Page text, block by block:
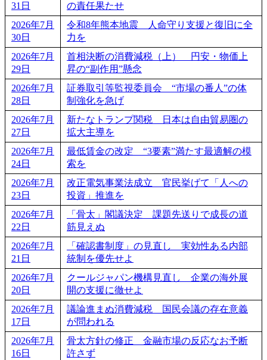
31日
の責任果たせ
2026年7月
30日
令和8年熊本地震 人命守り支援と復旧に全
力を
2026年7月
29日
首相決断の消費減税（上） 円安・物価上
昇の“副作用”懸念
2026年7月
28日
証券取引等監視委員会 “市場の番人”の体
制強化を急げ
2026年7月
27日
新たなトランプ関税 日本は自由貿易圏の
拡大主導を
2026年7月
24日
最低賃金の改定 “3要素”満たす最適解の模
索を
2026年7月
23日
改正電気事業法成立 官民挙げて「人への
投資」推進を
2026年7月
22日
「骨太」閣議決定 課題先送りで成長の道
筋見えぬ
2026年7月
21日
「確認書制度」の見直し 実効性ある内部
統制を優先せよ
2026年7月
20日
クールジャパン機構見直し 企業の海外展
開の支援に徹せよ
2026年7月
17日
議論進まぬ消費減税 国民会議の存在意義
が問われる
2026年7月
16日
骨太方針の修正 金融市場の反応なお予断
許さず